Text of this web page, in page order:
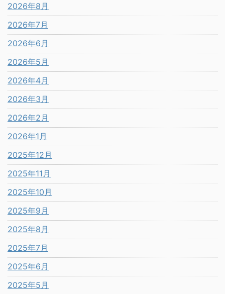
2026年8月
2026年7月
2026年6月
2026年5月
2026年4月
2026年3月
2026年2月
2026年1月
2025年12月
2025年11月
2025年10月
2025年9月
2025年8月
2025年7月
2025年6月
2025年5月